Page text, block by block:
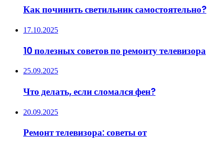
Как починить светильник самостоятельно?
17.10.2025
10 полезных советов по ремонту телевизора
25.09.2025
Что делать, если сломался фен?
20.09.2025
Ремонт телевизора: советы от